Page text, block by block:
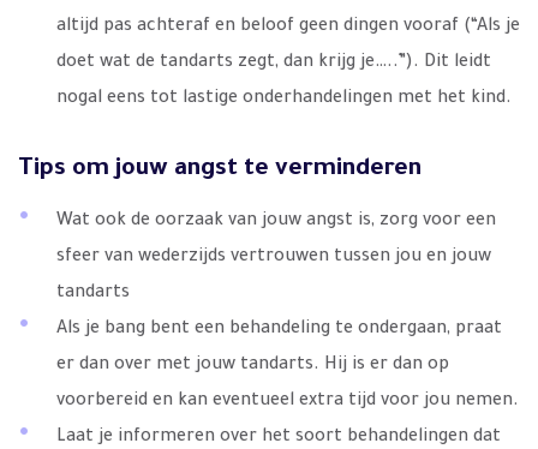
altijd pas achteraf en beloof geen dingen vooraf (“Als je
doet wat de tandarts zegt, dan krijg je…..”). Dit leidt
nogal eens tot lastige onderhandelingen met het kind.
Tips om jouw angst te verminderen
Wat ook de oorzaak van jouw angst is, zorg voor een
sfeer van wederzijds vertrouwen tussen jou en jouw
tandarts
Als je bang bent een behandeling te ondergaan, praat
er dan over met jouw tandarts. Hij is er dan op
voorbereid en kan eventueel extra tijd voor jou nemen.
Laat je informeren over het soort behandelingen dat